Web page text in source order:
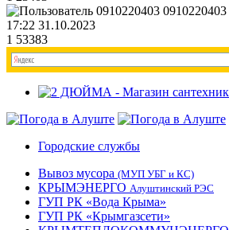
0910220403
17:22 31.10.2023
1 53383
Городские службы
Вывоз мусора (МУП УБГ и КС)
КРЫМЭНЕРГО Алуштинский РЭС
ГУП РК «Вода Крыма»
ГУП РК «Крымгазсети»